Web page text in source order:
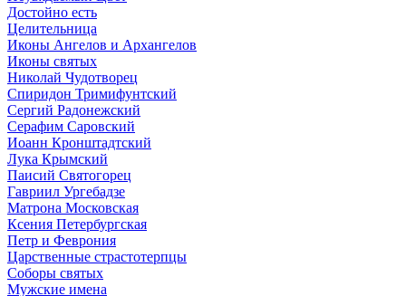
Достойно есть
Целительница
Иконы Ангелов и Архангелов
Иконы святых
Николай Чудотворец
Спиридон Тримифунтский
Сергий Радонежский
Серафим Саровский
Иоанн Кронштадтский
Лука Крымский
Паисий Святогорец
Гавриил Ургебадзе
Матрона Московская
Ксения Петербургская
Петр и Феврония
Царственные страстотерпцы
Соборы святых
Мужские имена